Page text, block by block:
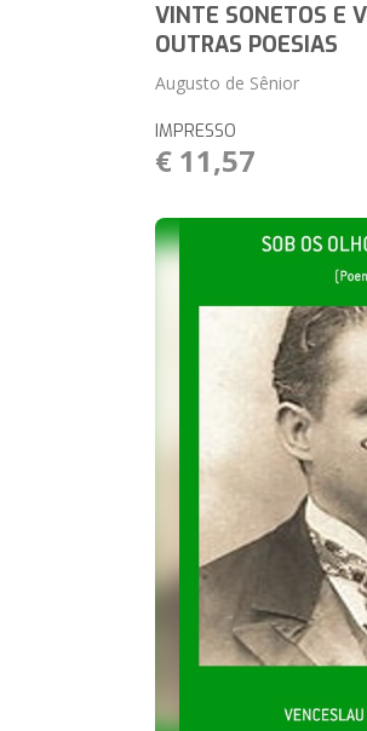
VINTE SONETOS E
OUTRAS POESIAS
Augusto de Sênior
IMPRESSO
€ 11,57